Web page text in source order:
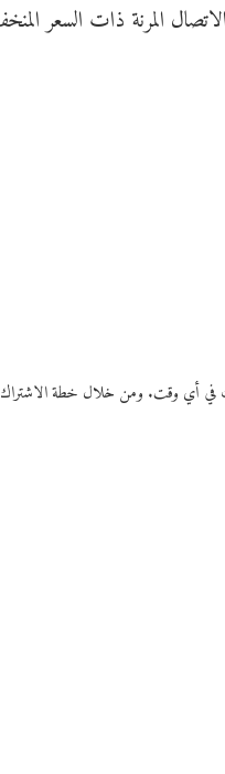
في أي وقت. ومن خلال خطة الاشتراك